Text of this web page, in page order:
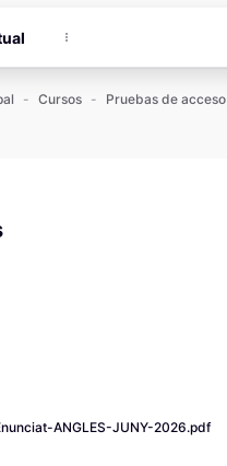
Cursos Pruebas de acceso
ANGLES-JUNY-2026.pdf